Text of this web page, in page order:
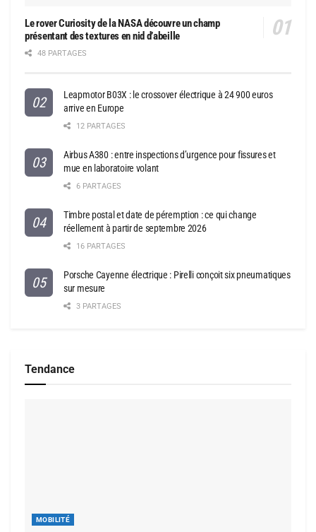
Le rover Curiosity de la NASA découvre un champ
présentant des textures en nid d’abeille
48 PARTAGES
Leapmotor B03X : le crossover électrique à 24 900 euros
arrive en Europe
12 PARTAGES
Airbus A380 : entre inspections d’urgence pour fissures et
mue en laboratoire volant
6 PARTAGES
Timbre postal et date de péremption : ce qui change
réellement à partir de septembre 2026
16 PARTAGES
Porsche Cayenne électrique : Pirelli conçoit six pneumatiques
sur mesure
3 PARTAGES
Tendance
MOBILITÉ